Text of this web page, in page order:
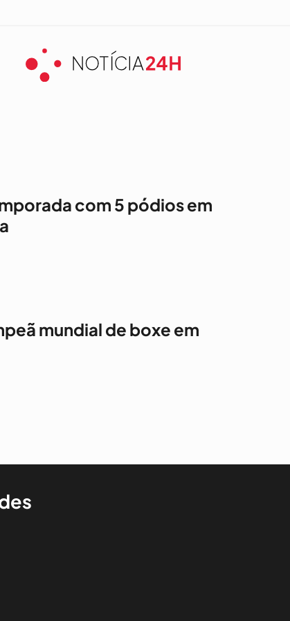
com 5 pódios em
mundial de boxe em